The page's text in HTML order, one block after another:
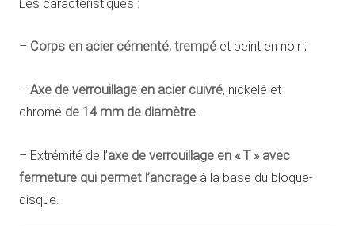
Les caractéristiques :
– Corps en acier cémenté, trempé et peint en noir ;
– Axe de verrouillage en acier cuivré, nickelé et
chromé de 14 mm de diamètre.
– Extrémité de l’axe de verrouillage en « T » avec
fermeture qui permet l’ancrage à la base du bloque-
disque.